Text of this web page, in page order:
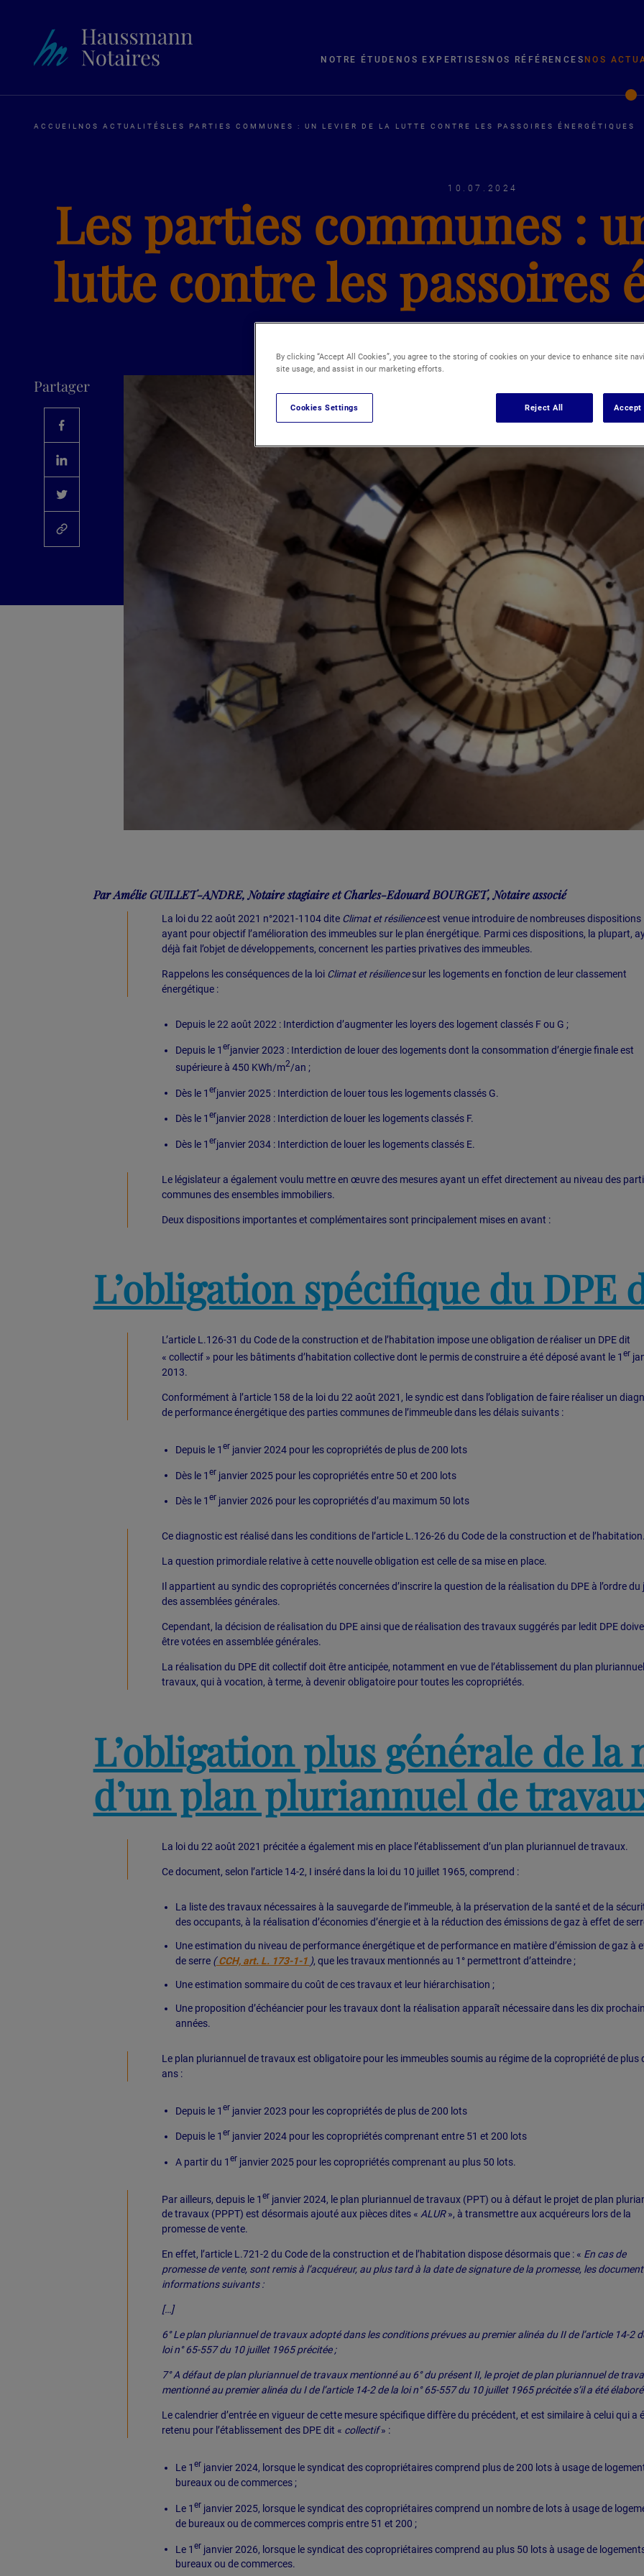
NOTRE ÉTUDE NOS EXPERTISES NOS RÉFÉRENCES NOS
ACCUEIL NOS ACTUALITÉS LES PARTIES COMMUNES : UN LEVIER DE LA LUTTE CONTRE LES PASSOIRES ÉNERGÉTIQUES
10.07.2024
Les parties communes :
lutte contre les passoires
Partager
Par Amélie GUILLET-ANDRE, Notaire stagiaire et Charles-Edouard BOURGET, Notaire associé
La loi du 22 août 2021 n°2021-1104 dite Climat et résilienceest venue introduire de nombreuses dispositions
ayant pour objectif l’amélioration des immeubles sur le plan énergétique. Parmi ces dispositions, la plupart,
déjà fait l’objet de développements, concernent les parties privatives des immeubles.
Rappelons les conséquences de la loi Climat et résiliencesur les logements en fonction de leur classement
énergétique :
Depuis le 22 août 2022 : Interdiction d’augmenter les loyers des logement classés F ou G ;
Depuis le 1 erjanvier 2023 : Interdiction de louer des logements dont la consommation d’énergie finale est
supérieure à 450 KWh/m2/an ;
Dès le 1 erjanvier 2025 : Interdiction de louer tous les logements classés G.
Dès le 1 erjanvier 2028 : Interdiction de louer les logements classés F.
Dès le 1 erjanvier 2034 : Interdiction de louer les logements classés E.
Le législateur a également voulu mettre en œuvre des mesures ayant un effet directement au niveau des
communes des ensembles immobiliers.
Deux dispositions importantes et complémentaires sont principalement mises en avant :
L’obligation spécifique du DPE
L’article L.126-31 du Code de la construction et de l’habitation impose une obligation de réaliser un DPE dit
« collectif » pour les bâtiments d’habitation collective dont le permis de construire a été déposé avant le 1 er
2013.
Conformément à l’article 158 de la loi du 22 août 2021, le syndic est dans l’obligation de faire réaliser un
de performance énergétique des parties communes de l’immeuble dans les délais suivants :
Depuis le 1 er janvier 2024 pour les copropriétés de plus de 200 lots
Dès le 1 er janvier 2025 pour les copropriétés entre 50 et 200 lots
Dès le 1 er janvier 2026 pour les copropriétés d’au maximum 50 lots
Ce diagnostic est réalisé dans les conditions de l’article L.126-26 du Code de la construction et de
La question primordiale relative à cette nouvelle obligation est celle de sa mise en place.
Il appartient au syndic des copropriétés concernées d’inscrire la question de la réalisation du DPE à l’ordre du
des assemblées générales.
Cependant, la décision de réalisation du DPE ainsi que de réalisation des travaux suggérés par ledit DPE
être votées en assemblée générales.
La réalisation du DPE dit collectif doit être anticipée, notamment en vue de l’établissement du plan
travaux, qui à vocation, à terme, à devenir obligatoire pour toutes les copropriétés.
L’obligation plus générale de la
d’un plan pluriannuel de
La loi du 22 août 2021 précitée a également mis en place l’établissement d’un plan pluriannuel de travaux.
Ce document, selon l’article 14-2, I inséré dans la loi du 10 juillet 1965, comprend :
La liste des travaux nécessaires à la sauvegarde de l’immeuble, à la préservation de la santé et de la
des occupants, à la réalisation d’économies d’énergie et à la réduction des émissions de gaz à effet de
Une estimation du niveau de performance énergétique et de performance en matière d’émission de gaz à
de serre (CCH, art. L. 173-1-1 ), que les travaux mentionnés au 1° permettront d’atteindre ;
Une estimation sommaire du coût de ces travaux et leur hiérarchisation ;
Une proposition d’échéancier pour les travaux dont la réalisation apparaît nécessaire dans les dix
années.
Le plan pluriannuel de travaux est obligatoire pour les immeubles soumis au régime de la copropriété de plus
ans :
Depuis le 1 er janvier 2023 pour les copropriétés de plus de 200 lots
Depuis le 1 er janvier 2024 pour les copropriétés comprenant entre 51 et 200 lots
A partir du 1 er janvier 2025 pour les copropriétés comprenant au plus 50 lots.
Par ailleurs, depuis le 1 er janvier 2024, le plan pluriannuel de travaux (PPT) ou à défaut le projet de plan
de travaux (PPPT) est désormais ajouté aux pièces dites « ALUR», à transmettre aux acquéreurs lors de la
promesse de vente.
En effet, l’article L.721-2 du Code de la construction et de l’habitation dispose désormais que : « En cas de
promesse de vente, sont remis à l’acquéreur, au plus tard à la date de signature de la promesse, les
informations suivants :
[…]
6° Le plan pluriannuel de travaux adopté dans les conditions prévues au premier alinéa du II de l’article 14-2
loi n° 65-557 du 10 juillet 1965 précitée ;
7° A défaut de plan pluriannuel de travaux mentionné au 6° du présent II, le projet de plan pluriannuel de
mentionné au premier alinéa du I de l’article 14-2 de la loi n° 65-557 du 10 juillet 1965 précitée s’il a été
Le calendrier d’entrée en vigueur de cette mesure spécifique diffère du précédent, et est similaire à celui qui a
retenu pour l’établissement des DPE dit « collectif» :
Le 1 er janvier 2024, lorsque le syndicat des copropriétaires comprend plus de 200 lots à usage de
bureaux ou de commerces ;
Le 1 er janvier 2025, lorsque le syndicat des copropriétaires comprend un nombre de lots à usage de
de bureaux ou de commerces compris entre 51 et 200 ;
Le 1 er janvier 2026, lorsque le syndicat des copropriétaires comprend au plus 50 lots à usage de
bureaux ou de commerces.
By clicking “Accept All Cookies”, you agree to the storing of cookies on your device to enhance site
site usage, and assist in our marketing efforts.
Reject All Accept
Cookies Settings